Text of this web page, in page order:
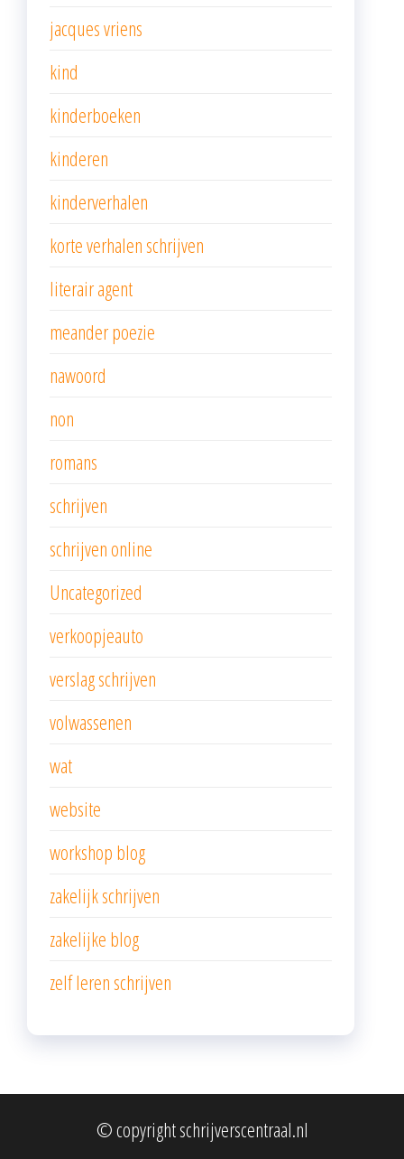
jacques vriens
kind
kinderboeken
kinderen
kinderverhalen
korte verhalen schrijven
literair agent
meander poezie
nawoord
non
romans
schrijven
schrijven online
Uncategorized
verkoopjeauto
verslag schrijven
volwassenen
wat
website
workshop blog
zakelijk schrijven
zakelijke blog
zelf leren schrijven
© copyright schrijverscentraal.nl